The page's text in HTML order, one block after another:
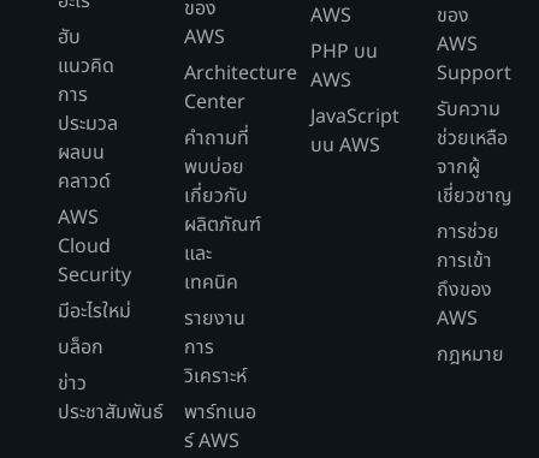
ฮับ
แนวคิด
การ
ประมวล
ผลบน
คลาวด์
AWS
Cloud
Security
มีอะไรใหม่
บล็อก
ข่าว
ประชาสัมพันธ์
ของ
AWS
Architecture
Center
คำถามที่
พบบ่อย
เกี่ยวกับ
ผลิตภัณฑ์
และ
เทคนิค
รายงาน
การ
วิเคราะห์
พาร์ทเนอ
ร์ AWS
AWS
PHP บน
AWS
JavaScript
บน AWS
ของ
AWS
Support
รับความ
ช่วยเหลือ
จากผู้
เชี่ยวชาญ
การช่วย
การเข้า
ถึงของ
AWS
กฎหมาย